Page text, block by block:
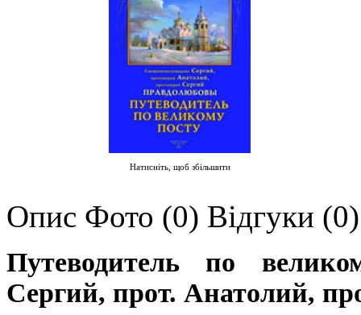
Натисніть, щоб збільшити
Опис Фото (0) Відгуки (0)
Путеводитель по
Сергий, прот. Анатолий,